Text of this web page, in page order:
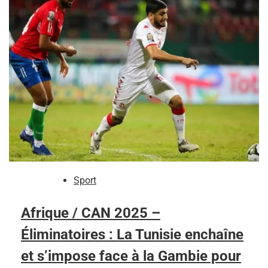
Sport
Afrique / CAN 2025 –
Éliminatoires : La Tunisie enchaîne
et s’impose face à la Gambie pour